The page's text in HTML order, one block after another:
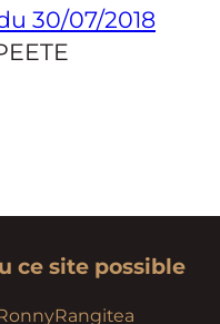
30/07/2018
ce site possible
Rangitea